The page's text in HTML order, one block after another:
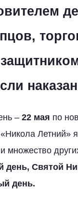
– 22 мая по
Летний»
множество
Святой
день.